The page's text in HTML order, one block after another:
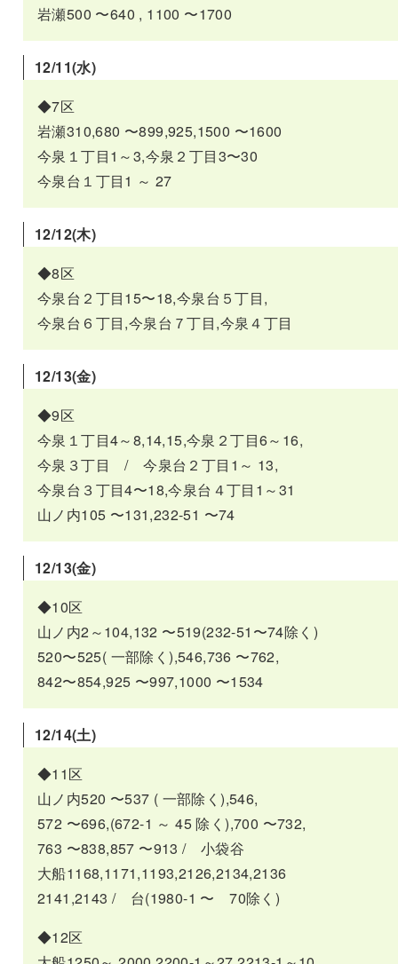
岩瀬500 〜640 , 1100 〜1700
12/11(水)
◆7区
岩瀬310,680 〜899,925,1500 〜1600
今泉１丁目1～3,今泉２丁目3〜30
今泉台１丁目1 ～ 27
12/12(木)
◆8区
今泉台２丁目15〜18,今泉台５丁目,
今泉台６丁目,今泉台７丁目,今泉４丁目
12/13(金)
◆9区
今泉１丁目4～8,14,15,今泉２丁目6～16,
今泉３丁目 / 今泉台２丁目1～ 13,
今泉台３丁目4〜18,今泉台４丁目1～31
山ノ内105 〜131,232-51 〜74
12/13(金)
◆10区
山ノ内2～104,132 〜519(232-51〜74除く)
520〜525( 一部除く),546,736 〜762,
842〜854,925 〜997,1000 〜1534
12/14(土)
◆11区
山ノ内520 〜537 ( 一部除く),546,
572 〜696,(672-1 ～ 45 除く),700 〜732,
763 〜838,857 〜913 / 小袋谷
大船1168,1171,1193,2126,2134,2136
2141,2143 / 台(1980-1 〜 70除く)
◆12区